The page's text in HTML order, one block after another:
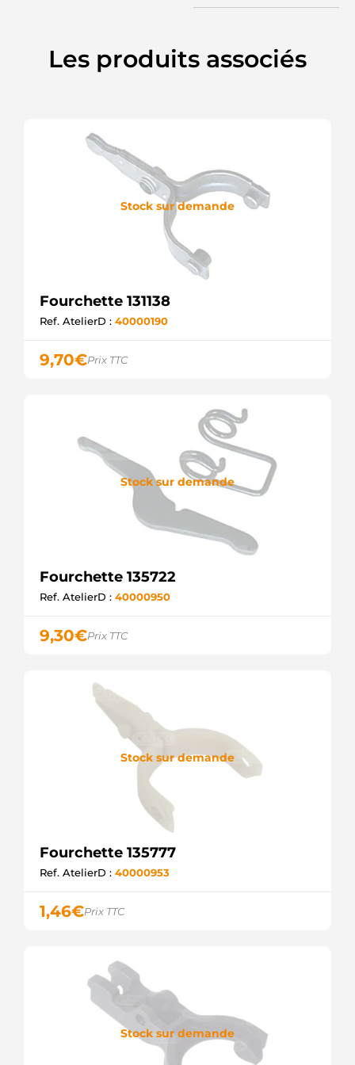
Les produits associés
Stock sur demande
Fourchette 131138
Ref. AtelierD : 40000190
9,70€Prix TTC
Stock sur demande
Fourchette 135722
Ref. AtelierD : 40000950
9,30€Prix TTC
Stock sur demande
Fourchette 135777
Ref. AtelierD : 40000953
1,46€Prix TTC
Stock sur demande